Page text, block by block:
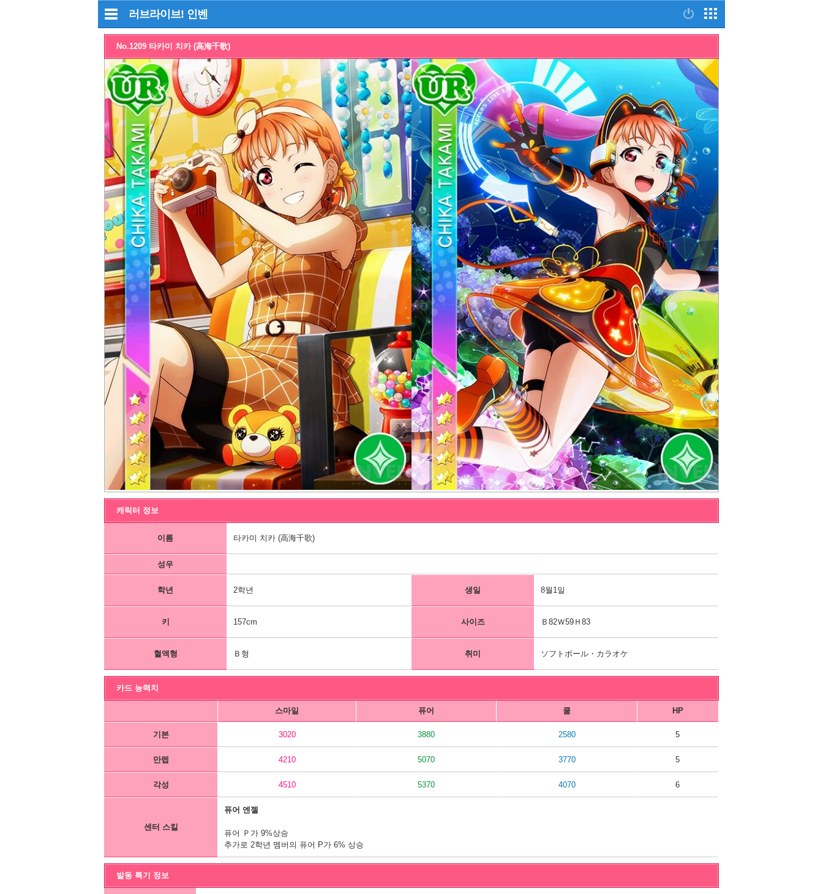
러브라이브! 인벤
No.1209 타카미 치카 (高海千歌)
캐릭터 정보
이름 타카미 치카 (高海千歌)
성우
학년 2학년 생일 8월1일
키 157cm 사이즈 Ｂ82Ｗ59Ｈ83
혈액형 Ｂ형 취미 ソフトボール・カラオケ
카드 능력치
스마일 퓨어 쿨 HP
기본 3020 3880 2580 5
만렙 4210 5070 3770 5
각성 4510 5370 4070 6
센터 스킬
퓨어 엔젤
퓨어 Ｐ가 9%상승
추가로 2학년 멤버의 퓨어 P가 6% 상승
발동 특기 정보